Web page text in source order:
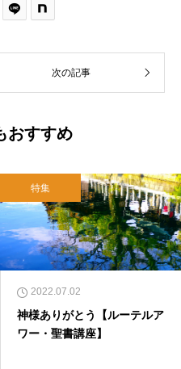
次の記事
おすすめ
特集
2022.07.02
神様ありがとう【ルーテルア
ワー・聖書講座】